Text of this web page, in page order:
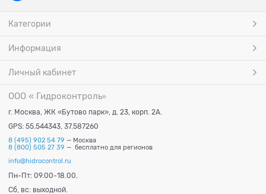
Категории
Информация
Личный кабинет
ООО « Гидроконтроль»
г. Москва, ЖК «Бутово парк», д. 23, корп. 2А.
GPS: 55.544343, 37.587260
8 (495) 902 54 79 — Москва
8 (800) 505 27 39 — бесплатно для регионов
info@hidrocontrol.ru
Пн-Пт: 09.00-18.00.
Сб, вс: выходной.